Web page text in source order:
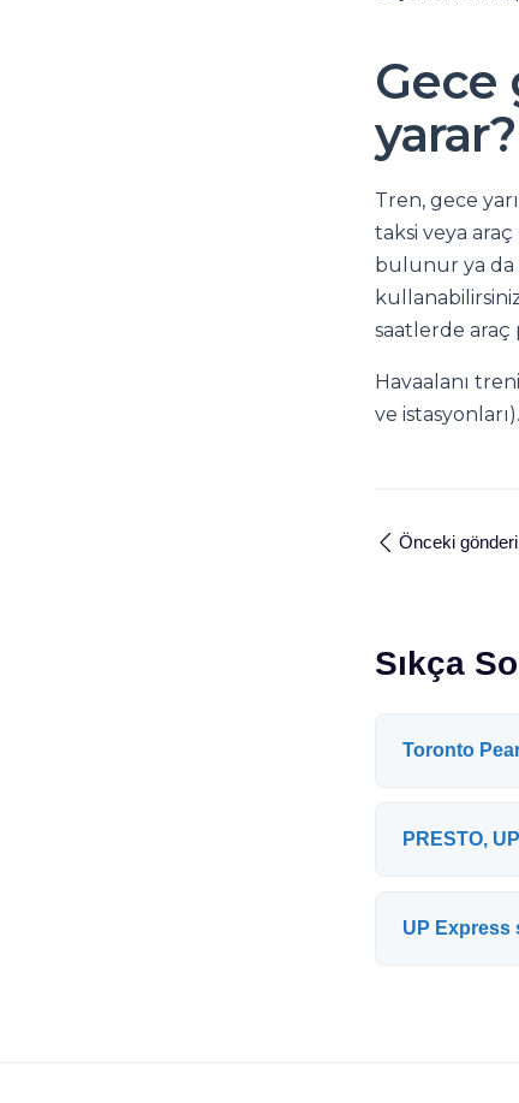
Gece
yarar?
Tren, gece
taksi veya
bulunur ya da
saatlerde araç
Havaalanı
ve istasyonları).
Önceki gönderi
Sıkça
Toronto
PRESTO,
UP Express